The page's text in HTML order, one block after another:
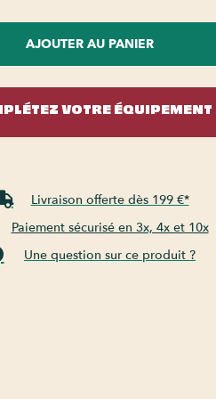
AJOUTER AU PANIER
VOTRE ÉQUIPEMENT
Livraison offerte dès 199 €*
Paiement sécurisé en 3x, 4x et 10x
Une question sur ce produit ?